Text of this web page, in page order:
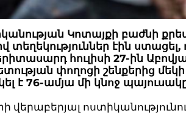
Կոտայքի բաժնի
տեղեկություններ էին
հուլիսի 27-ին
փողոցի շենքերից
է 76-ամյա մի կնոջ
վերաբերյալ